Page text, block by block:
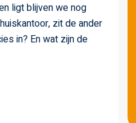
ligt blijven we nog
zit de ander
in? En wat zijn de